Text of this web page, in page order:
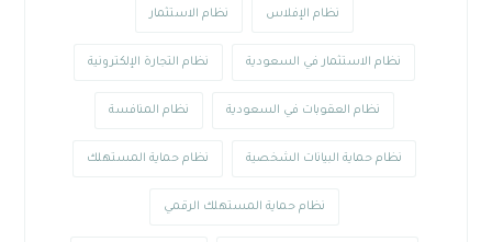
نظام الإفلاس نظام الاستثمار
نظام الاستثمار في السعودية نظام التجارة الإلكترونية
نظام العقوبات في السعودية نظام المنافسة
نظام حماية البيانات الشخصية نظام حماية المستهلك
نظام حماية المستهلك الرقمي